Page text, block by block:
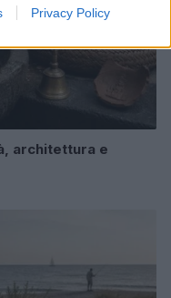
Privacy Policy
architettura e